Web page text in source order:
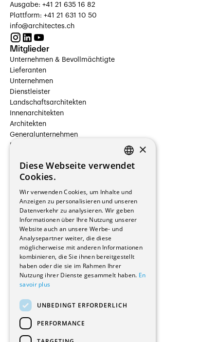
Ausgabe: +41 21 635 16 82
Plattform: +41 21 631 10 50
info@architectes.ch
Mitglieder
Unternehmen & Bevollmächtigte
Lieferanten
Unternehmen
Dienstleister
Landschaftsarchitekten
Innenarchitekten
Architekten
Generalunternehmen
Beauftragte Unternehmen
Hersteller/Lieferanten
Bauherrschaften
Immobilienverwaltungsgesellschaften
Stockwerkeigentum
Reportagen
Wohnungen
Renovierungen
Innere Umbauten
Gastgewerbe und Tourismus
Verwaltungsgebäude und Geschäfte
Schuleinrichtungen
Medizinische Einrichtungen
Kultur - Sport - Freizeit
Industrie - Handwerk
Transport und Parkplätze
Diverse Bauten
FRENCH
×
Diese Webseite verwendet
Cookies.
Wir verwenden Cookies, um Inhalte und
Anzeigen zu personalisieren und unseren
Datenverkehr zu analysieren. Wir geben
Informationen über Ihre Nutzung unserer
Website auch an unsere Werbe- und
Analysepartner weiter, die diese
möglicherweise mit anderen Informationen
kombinieren, die Sie ihnen bereitgestellt
haben oder die sie im Rahmen Ihrer
Nutzung ihrer Dienste gesammelt haben. En
savoir plus
UNBEDINGT ERFORDERLICH
PERFORMANCE